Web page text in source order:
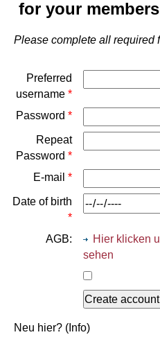
for your
Please complete all required
Preferred
username *
Password *
Repeat
Password *
E-mail *
Date of birth
*
AGB:
Hier klicken
sehen
Neu hier? (Info)